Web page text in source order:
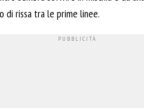
di rissa tra le prime linee.